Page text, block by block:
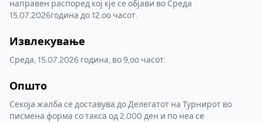
направен распоред кој кје се објави во Среда
15.07.2026година до 12.оо часот.
Извлекување
Среда, 15.07.2026 година, во 9,оо часот.
Општо
Секоја жалба се доставува до Делегатот на Турнирот во
писмена форма со такса од 2.000 ден и по неа се